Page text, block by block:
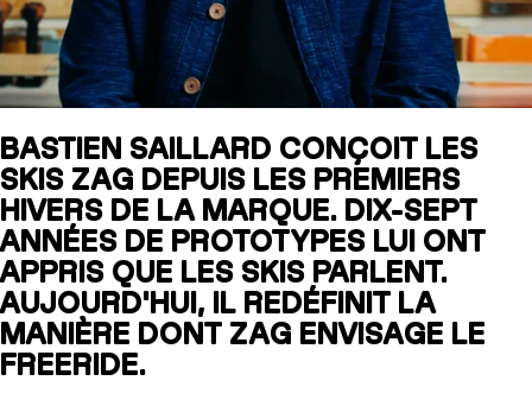
SLAP 104
LITE
SLAP 92
UBAC 102
BASTIEN SAILLARD CONÇOIT LES
SKIS ZAG DEPUIS LES PREMIERS
HIVERS DE LA MARQUE. DIX-SEPT
ANNÉES DE PROTOTYPES LUI ONT
APPRIS QUE LES SKIS PARLENT.
AUJOURD'HUI, IL REDÉFINIT LA
MANIÈRE DONT ZAG ENVISAGE LE
FREERIDE.